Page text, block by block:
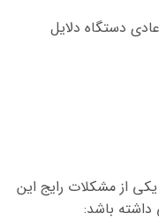
دستگاه دلایل
از مشکلات رایج این
باشد: